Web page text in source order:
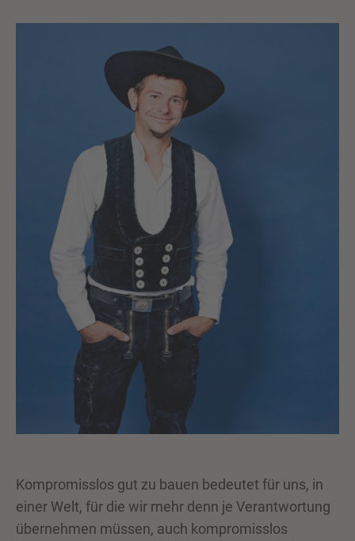
Kompromisslos gut zu bauen bedeutet für uns, in
einer Welt, für die wir mehr denn je Verantwortung
übernehmen müssen, auch kompromisslos